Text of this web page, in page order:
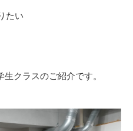
たい
クラスのご紹介です。